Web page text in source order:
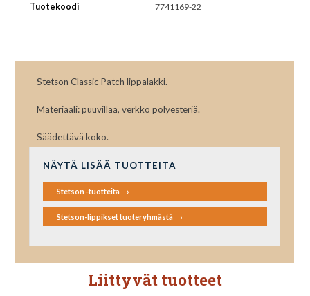
Tuotekoodi 7741169-22
Stetson Classic Patch lippalakki.
Materiaali: puuvillaa, verkko polyesteriä.
Säädettävä koko.
NÄYTÄ LISÄÄ TUOTTEITA
Stetson -tuotteita
Stetson-lippikset tuoteryhmästä
Liittyvät tuotteet